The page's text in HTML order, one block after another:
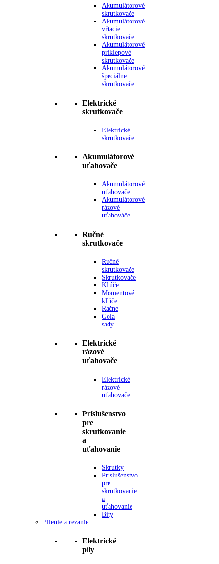
Akumulátorové
skrutkovače
Akumulátorové
vŕtacie
skrutkovače
Akumulátorové
príklepové
skrutkovače
Akumulátorové
špeciálne
skrutkovače
Elektrické
skrutkovače
Elektrické
skrutkovače
Akumulátorové
uťahovače
Akumulátorové
uťahovače
Akumulátorové
rázové
uťahováče
Ručné
skrutkovače
Ručné
skrutkovače
Skrutkovače
Kľúče
Momentové
kľúče
Račne
Gola
sady
Elektrické
rázové
uťahovače
Elektrické
rázové
uťahovače
Príslušenstvo
pre
skrutkovanie
a
uťahovanie
Skrutky
Príslušenstvo
pre
skrutkovanie
a
uťahovanie
Bity
Pílenie a rezanie
Elektrické
píly